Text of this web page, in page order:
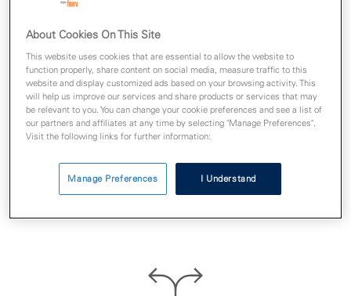
KUNDENBINDUNG
Händler, Gastronomen, Immobilienbetreiber, Arbeitgeber
oder Kommunen: für Sie gibt es Lösungen zur
About Cookies On This Site
This website uses cookies that are essential to allow the website to
function properly, share content on social media, measure traffic to this
website and display customized ads based on your browsing activity. This
will help us improve our services and share products or services that may
be relevant to you. You can change your cookie preferences and see a list of
our partners and affiliates at any time by selecting "Manage Preferences".
Visit the following links for further information:
Manage Preferences I Understand